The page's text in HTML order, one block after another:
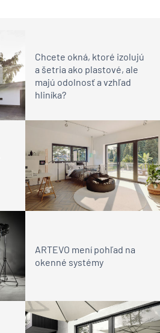
Chcete okná, ktoré izolujú
a šetria ako plastové, ale
majú odolnosť a vzhľad
hliníka?
ARTEVO mení pohľad na
okenné systémy